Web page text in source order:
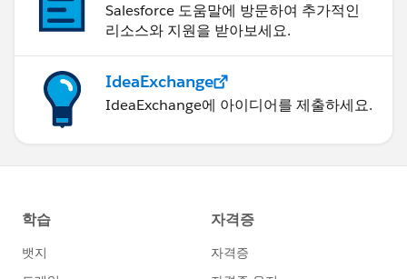
Salesforce 도움말에 방문하여 추가적인
리소스와 지원을 받아보세요.
IdeaExchange
IdeaExchange에 아이디어를 제출하세요.